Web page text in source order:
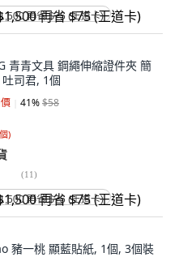
再省 $75 (王道卡)
青青文具 鋼繩伸縮證件夾 簡
司君, 1個
41%$58
)
(11)
再省 $75 (王道卡)
豬一桃 顯藍貼紙, 1個, 3個裝